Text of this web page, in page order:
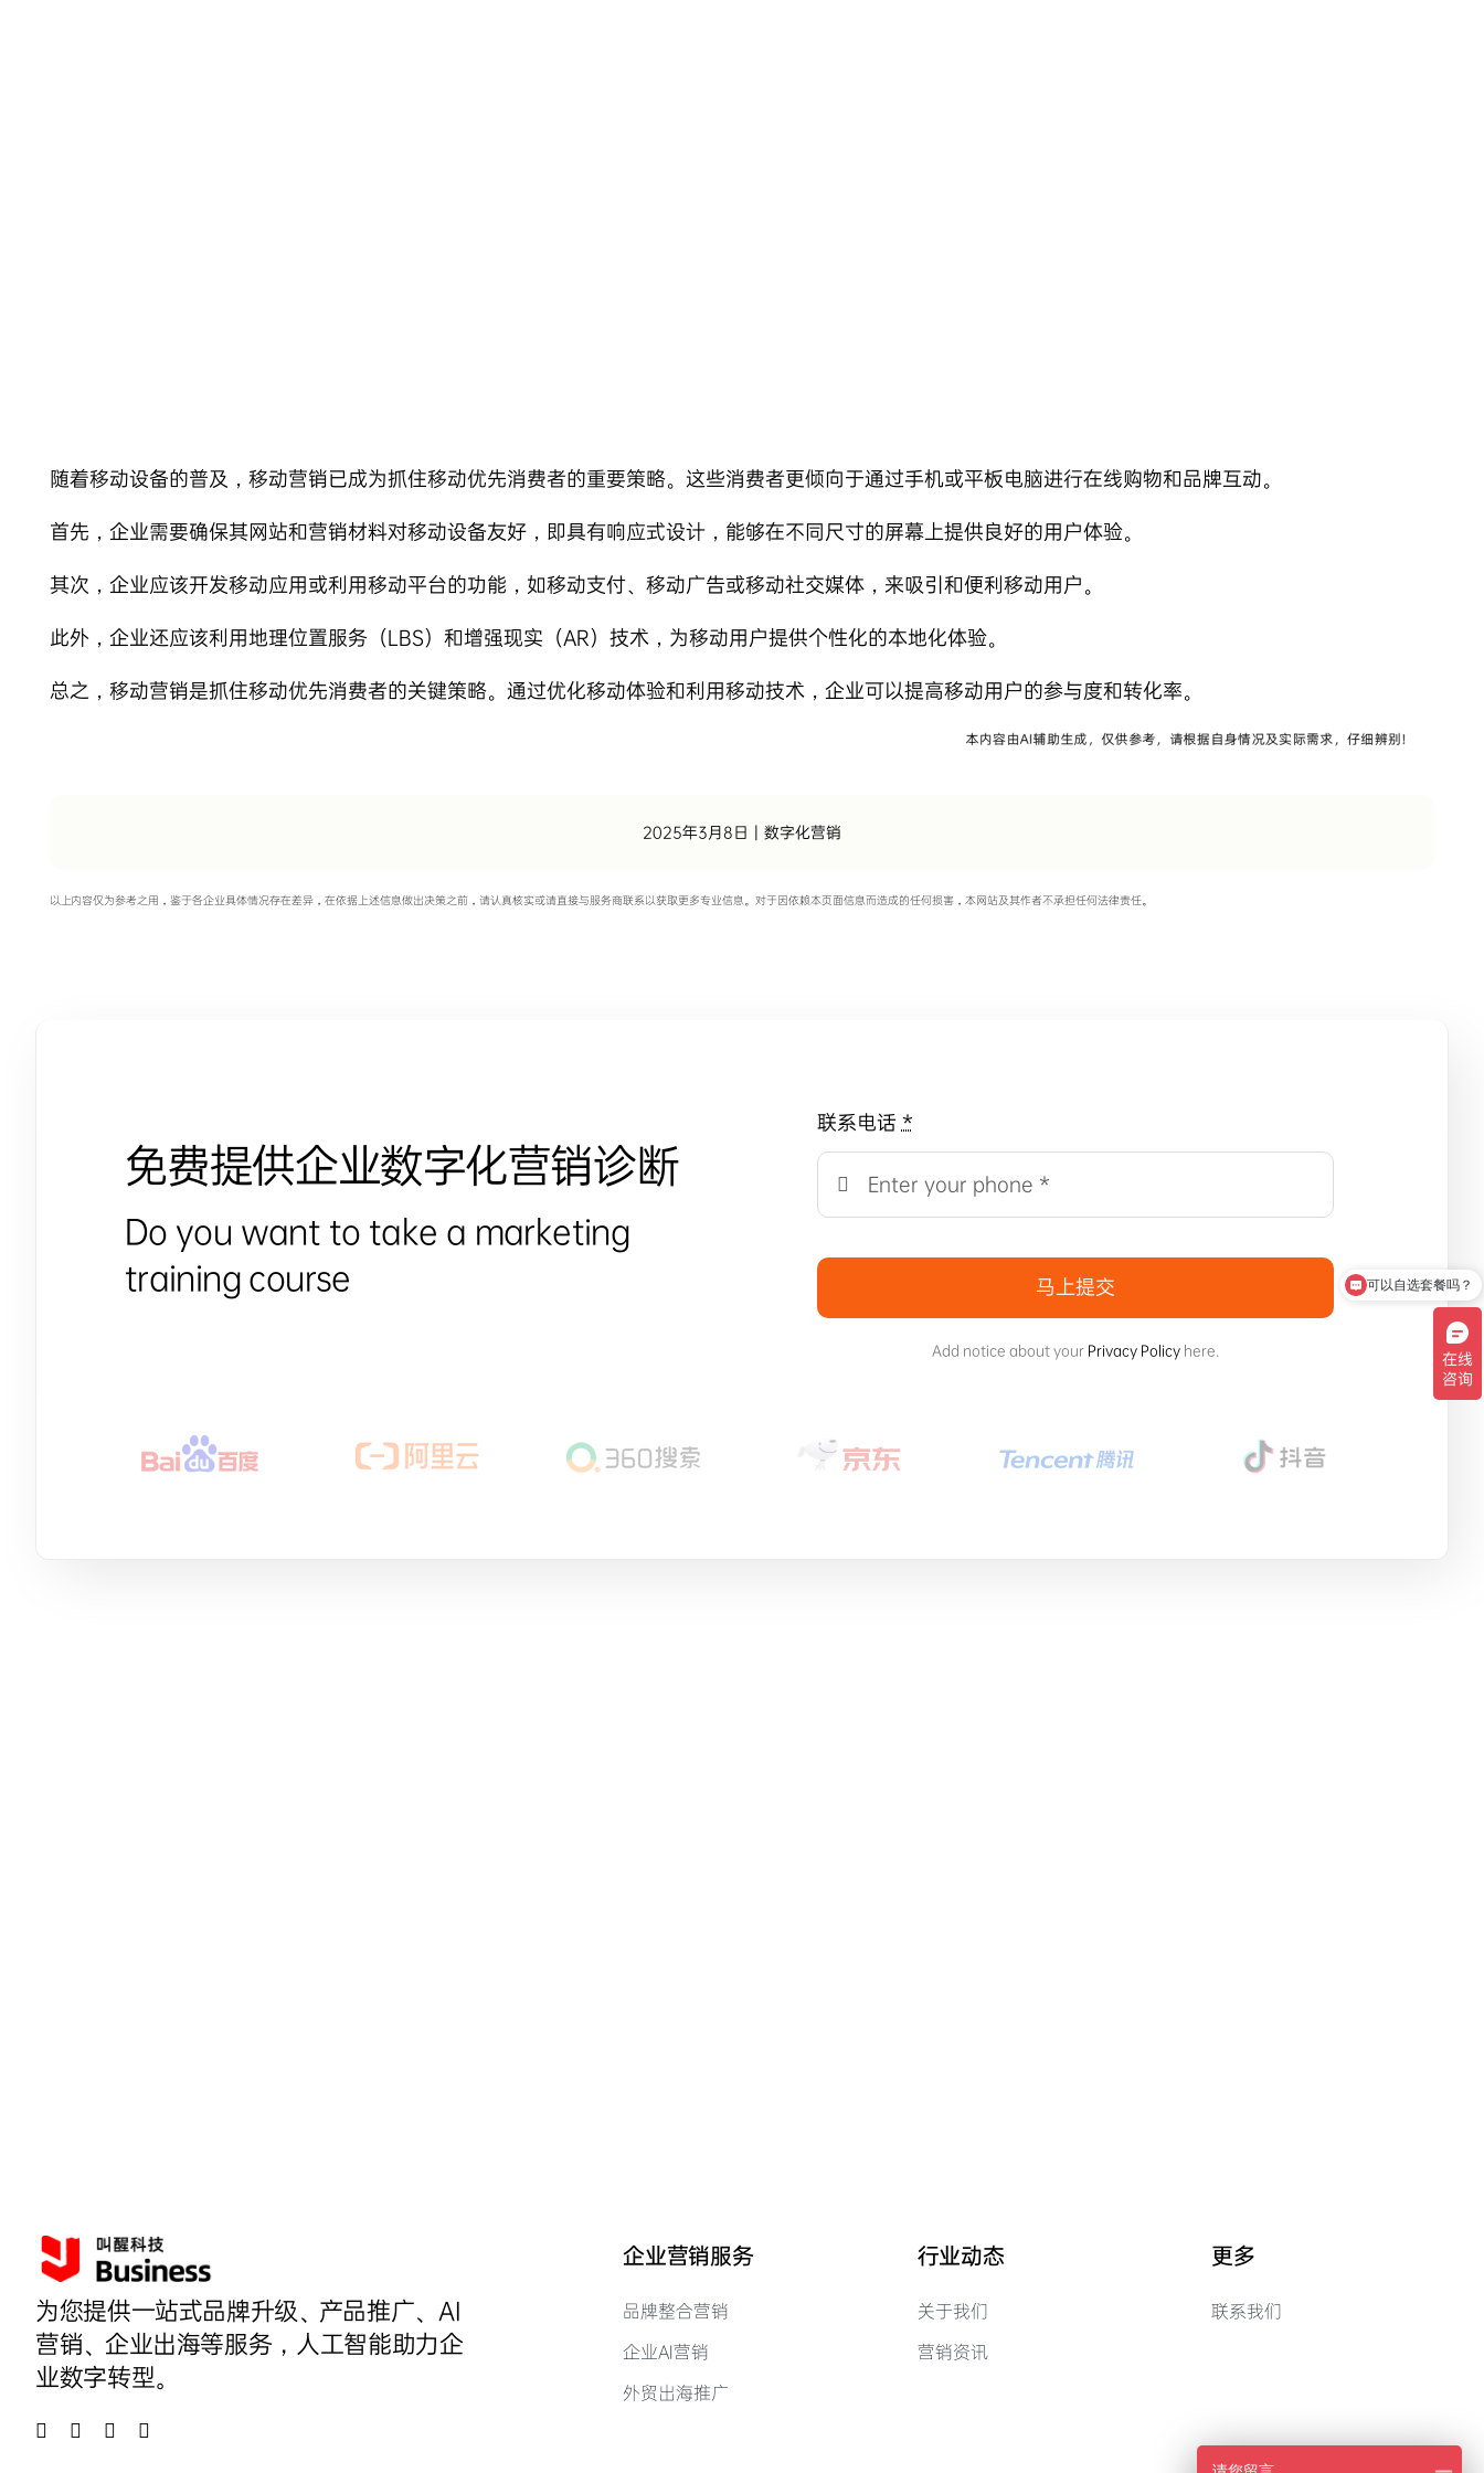
随着移动设备的普及，移动营销已成为抓住移动优先消费者的重要策略。这些消费者更倾向于通过手机或平板电脑进行在线购物和品牌互动。
首先，企业需要确保其网站和营销材料对移动设备友好，即具有响应式设计，能够在不同尺寸的屏幕上提供良好的用户体验。
其次，企业应该开发移动应用或利用移动平台的功能，如移动支付、移动广告或移动社交媒体，来吸引和便利移动用户。
此外，企业还应该利用地理位置服务（LBS）和增强现实（AR）技术，为移动用户提供个性化的本地化体验。
总之，移动营销是抓住移动优先消费者的关键策略。通过优化移动体验和利用移动技术，企业可以提高移动用户的参与度和转化率。
2025年3月8日 数字化营销
以上内容仅为参考之用，鉴于各企业具体情况存在差异，在依据上述信息做出决策之前，请认真核实或请直接与服务商联系以获取更多专业信息。对于因依赖本页面信息而造成的任何损害，本网站及其作者不承担任何法律责任。
免费提供企业数字化营销诊断
Do you want to take a marketing
training course
联系电话*
马上提交
Add notice about your Privacy Policyhere.
为您提供一站式品牌升级、产品推广、AI
营销、企业出海等服务，人工智能助力企
业数字转型。
企业营销服务
品牌整合营销
企业AI营销
外贸出海推广
行业动态
关于我们
营销资讯
更多
联系我们
可以提供“全包服务”吗？
可以自选套餐吗？